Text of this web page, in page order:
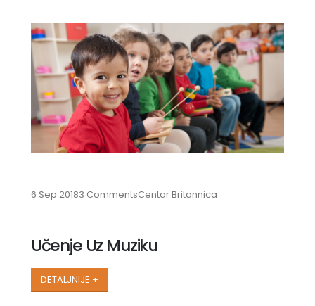
6 Sep 20183 CommentsCentar Britannica
Učenje Uz Muziku
DETALJNIJE +